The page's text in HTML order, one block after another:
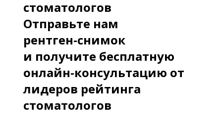
стоматологов
Отправьте нам
рентген-снимок
и получите бесплатную
онлайн-консультацию от
лидеров рейтинга
стоматологов